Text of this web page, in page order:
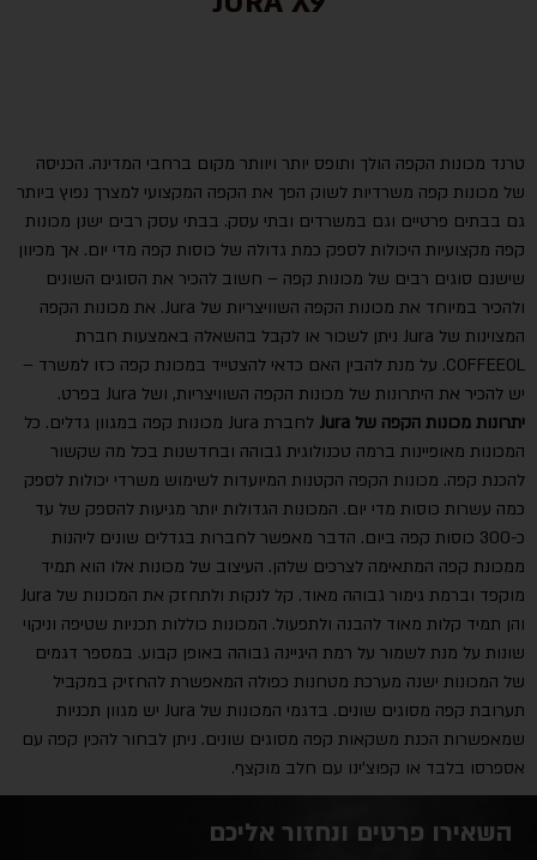
טרנד מכונות הקפה הולך ותופס יותר ויוותר מקום ברחבי המדינה. הכניסה
של מכונות קפה משרדיות לשוק הפך את הקפה המקצועי למצרך נפוץ ביותר
גם בבתים פרטיים וגם במשרדים ובתי עסק. בבתי עסק רבים ישנן מכונות
קפה מקצועיות היכולות לספק כמת גדולה של כוסות קפה מדי יום. אך מכיוון
שישנם סוגים רבים של מכונות קפה – חשוב להכיר את הסוגים השונים
ולהכיר במיוחד את מכונות הקפה השוויצריות של Jura. את מכונות הקפה
המצוינות של Jura ניתן לשכור או לקבל בהשאלה באמצעות חברת
COFFEEOL. על מנת להבין האם כדאי להצטייד במכונת קפה כזו למשרד –
יש להכיר את היתרונות של מכונות הקפה השוויצריות, ושל Jura בפרט.
יתרונות מכונות הקפה של Jura
לחברת Jura מכונות קפה במגוון גדלים. כל
המכונות מאופיינות ברמה טכנולוגית גבוהה ובחדשנות בכל מה שקשור
להכנת קפה. מכונות הקפה הקטנות המיועדות לשימוש משרדי יכולות לספק
כמה עשרות כוסות מדי יום. המכונות הגדולות יותר מגיעות להספק של עד
כ-300 כוסות קפה ביום. הדבר מאפשר לחברות בגדלים שונים ליהנות
ממכונת קפה המתאימה לצרכים שלהן. העיצוב של מכונות אלו הוא תמיד
מוקפד וברמת גימור גבוהה מאוד. קל לנקות ולתחזק את המכונות של Jura
והן תמיד קלות מאוד להבנה ולתפעול. המכונות כוללות תכניות שטיפה וניקוי
שונות על מנת לשמור על רמת היגיינה גבוהה באופן קבוע. במספר דגמים
של המכונות ישנה מערכת מטחנות כפולה המאפשרת להחזיק במקביל
תערובת קפה מסוגים שונים. בדגמי המכונות של Jura יש מגוון תכניות
שמאפשרות הכנת משקאות קפה מסוגים שונים. ניתן לבחור להכין קפה עם
אספרסו בלבד או קפוצ'ינו עם חלב מוקצף.
השאירו פרטים ונחזור אליכם